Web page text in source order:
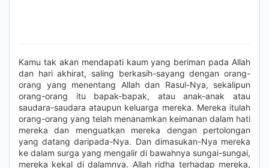
Kamu tak akan mendapati kaum yang beriman pada Allah
dan hari akhirat, saling berkasih-sayang dengan orang-
orang yang menentang Allah dan Rasul-Nya, sekalipun
orang-orang itu bapak-bapak, atau anak-anak atau
saudara-saudara ataupun keluarga mereka. Mereka itulah
orang-orang yang telah menanamkan keimanan dalam hati
mereka dan menguatkan mereka dengan pertolongan
yang datang daripada-Nya. Dan dimasukan-Nya mereka
ke dalam surga yang mengalir di bawahnya sungai-sungai,
mereka kekal di dalamnya. Allah ridha terhadap mereka,